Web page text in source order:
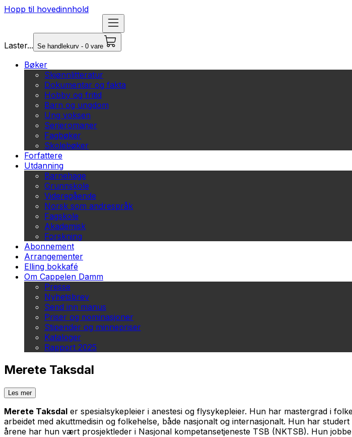
Hopp til hovedinnhold
Laster... Se handlekurv - 0 vare
Bøker
Skjønnlitteratur
Dokumentar og fakta
Hobby og fritid
Barn og ungdom
Ung voksen
Serieromaner
Fagbøker
Skolebøker
Forfattere
Utdanning
Barnehage
Grunnskole
Videregående
Norsk som andrespråk
Fagskole
Akademisk
Forskning
Abonnement
Arrangementer
Elling bokkafé
Om Cappelen Damm
Presse
Nyhetsbrev
Send inn manus
Priser og nominasjoner
Stipender og minnepriser
Kataloger
Rapport 2025
Merete Taksdal
Les mer
Merete Taksdal er spesialsykepleier i anestesi og flysykepleier. Hun har mastergrad i
arbeidet med akuttmedisin og folkehelse, både nasjonalt og internasjonalt. Hun har
årene har hun vært prosjektleder i Nasjonal kompetansetjeneste TSB (NKTSB). Hun